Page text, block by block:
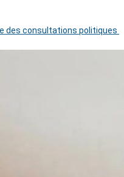
des consultations politiques